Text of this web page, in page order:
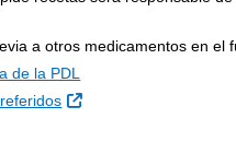
a otros medicamentos en el
de la PDL
Sitio Externo